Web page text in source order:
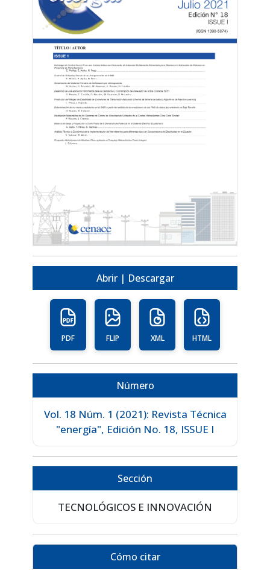
Abrir | Descargar
PDF FLIP XML HTML
Número
Vol. 18 Núm. 1 (2021): Revista Técnica
"energía", Edición No. 18, ISSUE I
Sección
TECNOLÓGICOS E INNOVACIÓN
Cómo citar